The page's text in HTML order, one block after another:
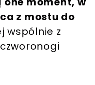
z mostu do
wspólnie z